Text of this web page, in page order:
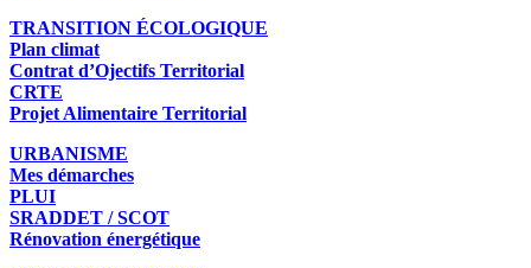
TRANSITION ÉCOLOGIQUE
Plan climat
Contrat d’Ojectifs Territorial
CRTE
Projet Alimentaire Territorial
URBANISME
Mes démarches
PLUI
SRADDET / SCOT
Rénovation énergétique